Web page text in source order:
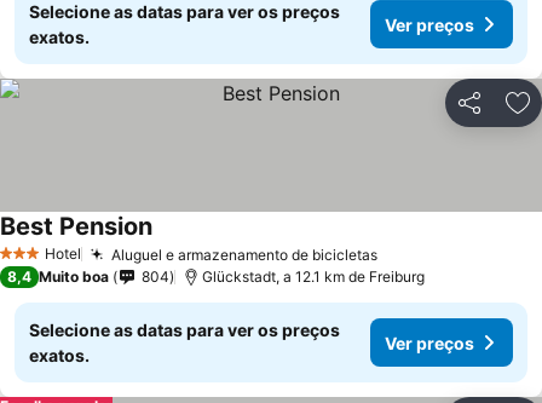
Selecione as datas para ver os preços
exatos.
Ver preços
Partilhar
3 EstrelasHotel Aluguel e armazenamento de bicicletas
Best Pension
8,4 Muito boa 804 Glückstadt, a 12.1 km de Freiburg
Selecione as datas para ver os preços
exatos.
Ver preços